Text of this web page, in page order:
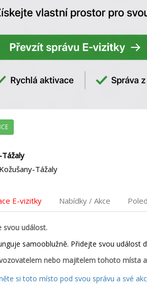
Tážaly
Tážaly
E-vizitky Nabídky / Akce
svou událost.
samooblužně. Přidejte svou událost
nebo majitelem tohoto místa
si toto místo pod svou správu a své